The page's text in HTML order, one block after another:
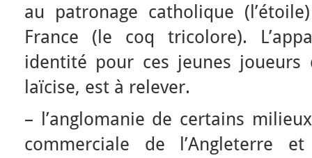
au patronage catholique
France (le coq tricolore).
identité pour ces jeunes joueurs
laïcise, est à relever.
– l’anglomanie de certains
commerciale de l’Angleterre